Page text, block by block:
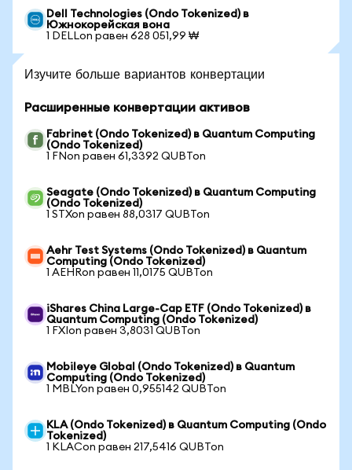
Dell Technologies (Ondo Tokenized) в
Южнокорейская вона
1 DELLon равен 628 051,99 ₩
Изучите больше вариантов конвертации
Расширенные конвертации активов
Fabrinet (Ondo Tokenized) в Quantum Computing
(Ondo Tokenized)
1 FNon равен 61,3392 QUBTon
Seagate (Ondo Tokenized) в Quantum Computing
(Ondo Tokenized)
1 STXon равен 88,0317 QUBTon
Aehr Test Systems (Ondo Tokenized) в Quantum
Computing (Ondo Tokenized)
1 AEHRon равен 11,0175 QUBTon
iShares China Large-Cap ETF (Ondo Tokenized) в
Quantum Computing (Ondo Tokenized)
1 FXIon равен 3,8031 QUBTon
Mobileye Global (Ondo Tokenized) в Quantum
Computing (Ondo Tokenized)
1 MBLYon равен 0,955142 QUBTon
KLA (Ondo Tokenized) в Quantum Computing (Ondo
Tokenized)
1 KLACon равен 217,5416 QUBTon